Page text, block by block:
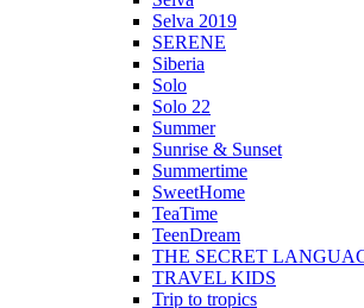
Selva 2019
SERENE
Siberia
Solo
Solo 22
Summer
Sunrise & Sunset
Summertime
SweetHome
TeaTime
TeenDream
THE SECRET
TRAVEL KIDS
Trip to tropics